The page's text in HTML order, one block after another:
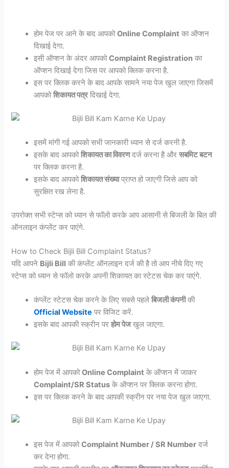
होम पेज पर आने के बाद आपकोOnline Complaint का ऑप्शन
दिखाई देगा.
इसी ऑप्शन के अंदर आपकोComplaint Registration का
ऑप्शन दिखाई देगा जिस पर आपको क्लिक करना है.
इस पर क्लिक करने के बाद आपके सामने नया पेज खुल जाएगा जिसमें
आपकोशिकायत पत्रदिखाई देगा.
इसमें मांगी गई आपको सभी जानकारी ध्यान से दर्ज करनी है.
इसके बाद आपकोशिकायत का विवरणदर्ज करना है औरसबमिट बटन
पर क्लिक करना है.
इसके बाद आपकोशिकायत संख्याप्राप्त हो जाएगी जिसे आप को
सुरक्षित रख लेना है.
उपरोक्त सभी स्टेप्स को ध्यान से फॉलो करके आप आसानी से बिजली के बिल की
ऑनलाइन कंप्लेंट कर पाएंगे.
How to Check Bijli Bill Complaint Status?
यदि आपने Bijli Bill की कंप्लेंट ऑनलाइन दर्ज की है तो आप नीचे दिए गए
स्टेप्स को ध्यान से फॉलो करके अपनी शिकायत का स्टेटस चेक कर पाएंगे.
कंप्लेंट स्टेटस चेक करने के लिए सबसे पहलेबिजली कंपनीकी
Official Website पर विजिट करें.
इसके बाद आपकी स्क्रीन परहोम पेजखुल जाएगा.
होम पेज में आपकोOnline Complaint के ऑप्शन में जाकर
Complaint/SR Status के ऑप्शन पर क्लिक करना होगा.
इस पर क्लिक करने के बाद आपकी स्क्रीन पर नया पेज खुल जाएगा.
इस पेज में आपकोComplaint Number / SR Number दर्ज
कर देना होगा.